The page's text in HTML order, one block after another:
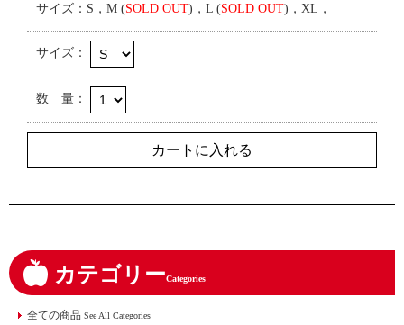
サイズ：S，M (SOLD OUT)，L (SOLD OUT)，XL，
サイズ：
数 量：
カテゴリーCategories
全ての商品 See All Categories